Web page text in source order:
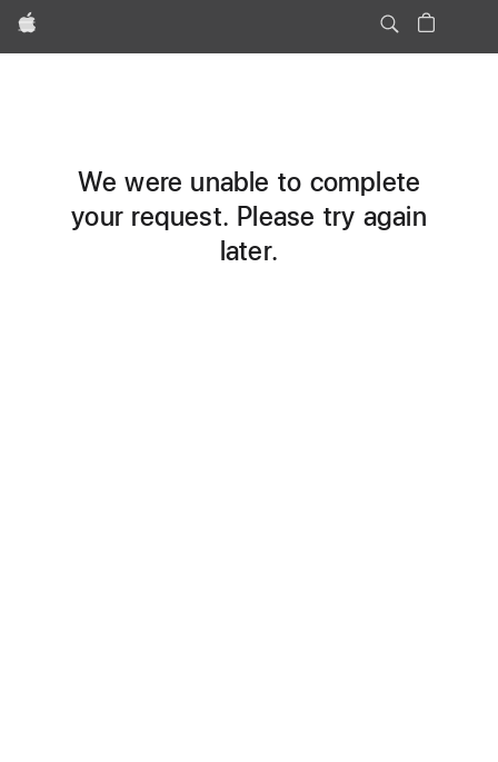
Apple
We were unable to complete
your request. Please try again
later.